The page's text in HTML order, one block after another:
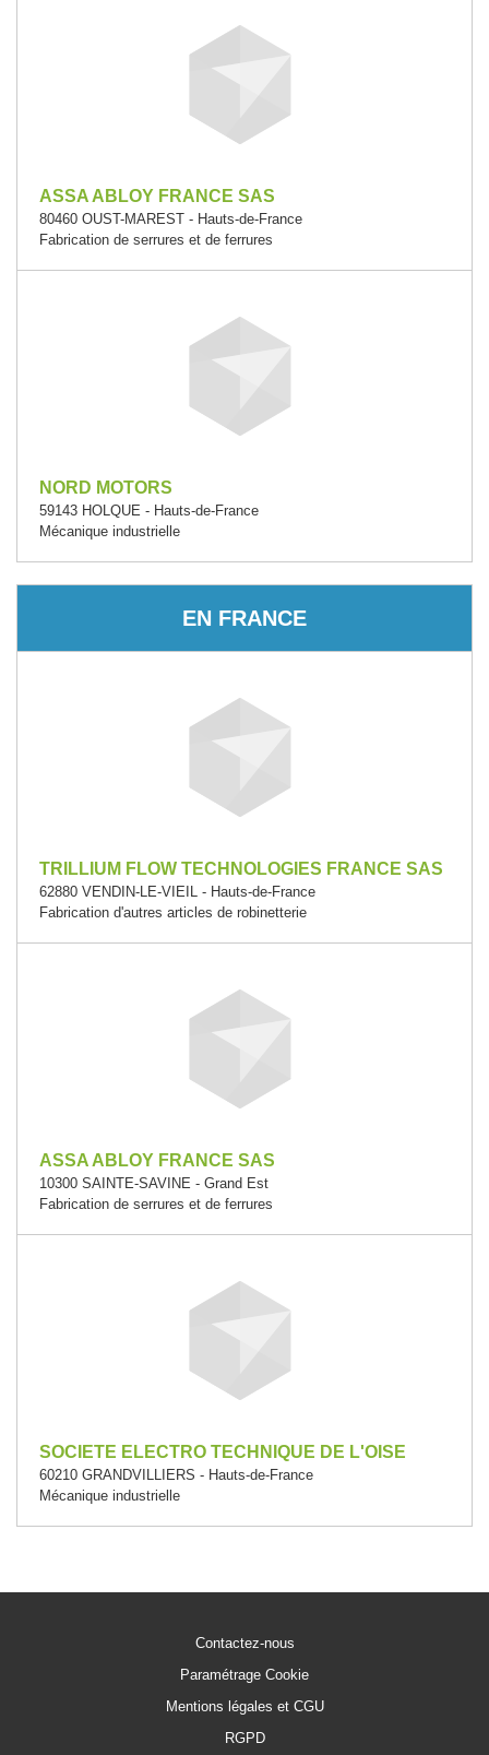
ASSA ABLOY FRANCE SAS
80460 OUST-MAREST - Hauts-de-France
Fabrication de serrures et de ferrures
NORD MOTORS
59143 HOLQUE - Hauts-de-France
Mécanique industrielle
EN FRANCE
TRILLIUM FLOW TECHNOLOGIES FRANCE SAS
62880 VENDIN-LE-VIEIL - Hauts-de-France
Fabrication d'autres articles de robinetterie
ASSA ABLOY FRANCE SAS
10300 SAINTE-SAVINE - Grand Est
Fabrication de serrures et de ferrures
SOCIETE ELECTRO TECHNIQUE DE L'OISE
60210 GRANDVILLIERS - Hauts-de-France
Mécanique industrielle
Contactez-nous
Paramétrage Cookie
Mentions légales et CGU
RGPD